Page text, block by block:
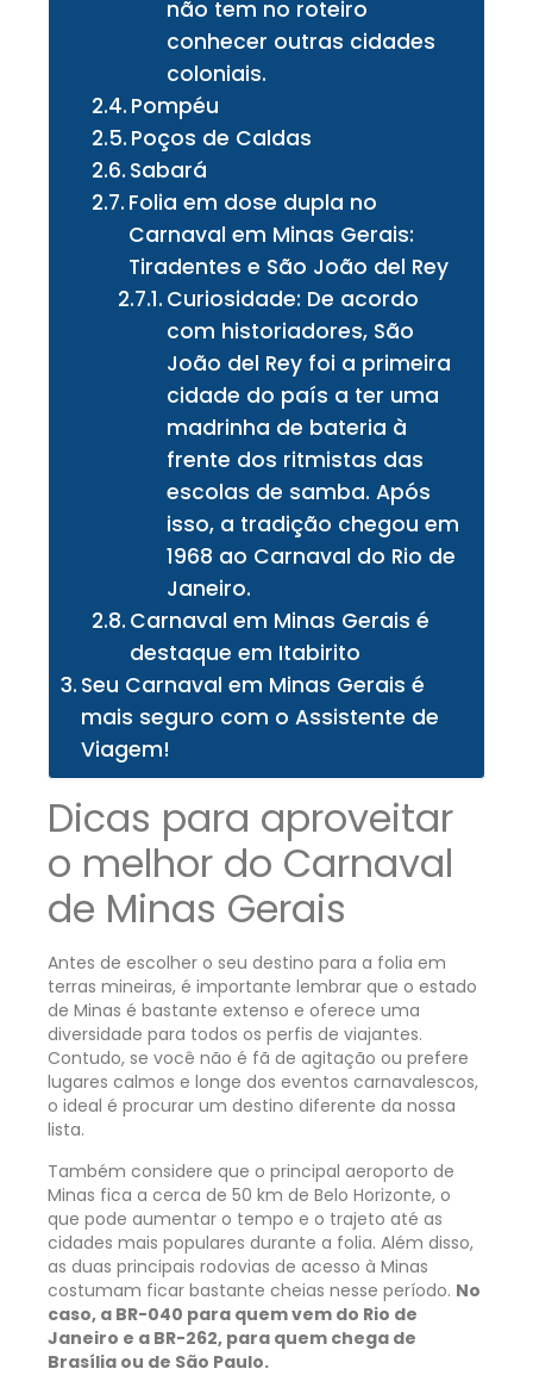
não tem no roteiro
conhecer outras cidades
coloniais.
Pompéu
Poços de Caldas
Sabará
Folia em dose dupla no
Carnaval em Minas Gerais:
Tiradentes e São João del Rey
Curiosidade: De acordo
com historiadores, São
João del Rey foi a primeira
cidade do país a ter uma
madrinha de bateria à
frente dos ritmistas das
escolas de samba. Após
isso, a tradição chegou em
1968 ao Carnaval do Rio de
Janeiro.
Carnaval em Minas Gerais é
destaque em Itabirito
Seu Carnaval em Minas Gerais é
mais seguro com o Assistente de
Viagem!
Dicas para aproveitar
o melhor do Carnaval
de Minas Gerais
Antes de escolher o seu destino para a folia em
terras mineiras, é importante lembrar que o estado
de Minas é bastante extenso e oferece uma
diversidade para todos os perfis de viajantes.
Contudo, se você não é fã de agitação ou prefere
lugares calmos e longe dos eventos carnavalescos,
o ideal é procurar um destino diferente da nossa
lista.
Também considere que o principal aeroporto de
Minas fica a cerca de 50 km de Belo Horizonte, o
que pode aumentar o tempo e o trajeto até as
cidades mais populares durante a folia. Além disso,
as duas principais rodovias de acesso à Minas
costumam ficar bastante cheias nesse período. No
caso, a BR-040 para quem vem do Rio de
Janeiro e a BR-262, para quem chega de
Brasília ou de São Paulo.